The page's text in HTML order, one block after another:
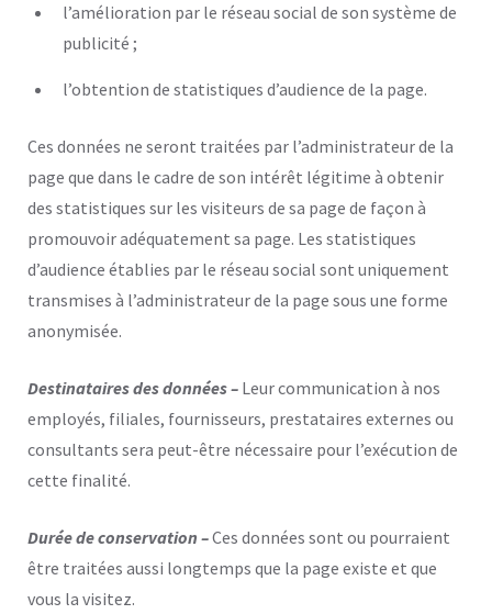
l’amélioration par le réseau social de son système de
publicité ;
l’obtention de statistiques d’audience de la page.
Ces données ne seront traitées par l’administrateur de la
page que dans le cadre de son intérêt légitime à obtenir
des statistiques sur les visiteurs de sa page de façon à
promouvoir adéquatement sa page. Les statistiques
d’audience établies par le réseau social sont uniquement
transmises à l’administrateur de la page sous une forme
anonymisée.
Destinataires des données – Leur communication à nos
employés, filiales, fournisseurs, prestataires externes ou
consultants sera peut-être nécessaire pour l’exécution de
cette finalité.
Durée de conservation –Ces données sont ou pourraient
être traitées aussi longtemps que la page existe et que
vous la visitez.